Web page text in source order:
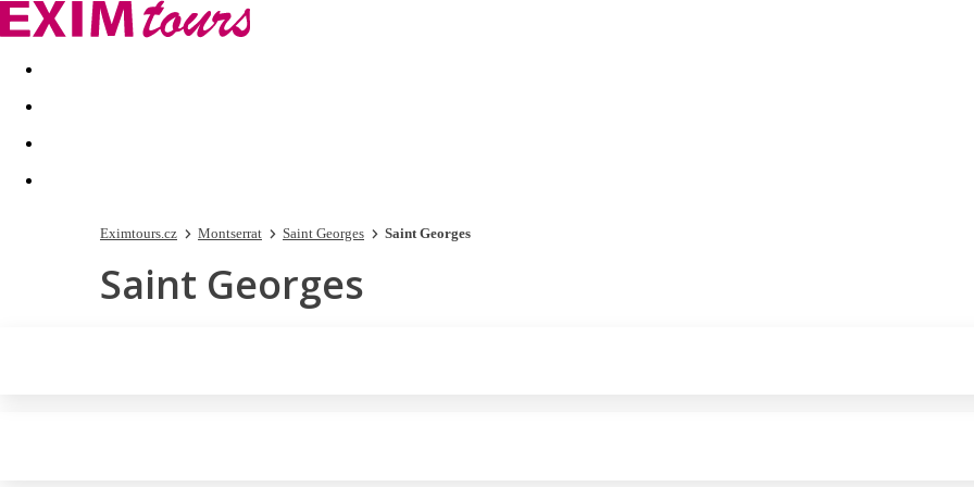
Akční nabídky Last minute
Eximtours.cz Montserrat Saint Georges Saint Georges
Saint Georges